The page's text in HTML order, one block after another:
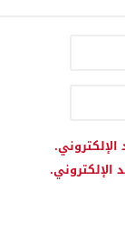
الإلكتروني.